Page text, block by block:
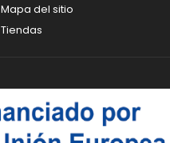
Mapa del sitio
Tiendas